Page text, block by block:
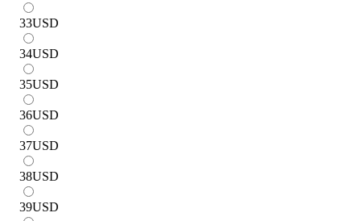
33USD
34USD
35USD
36USD
37USD
38USD
39USD